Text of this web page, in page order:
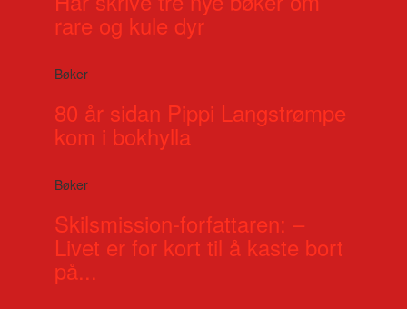
rare og kule dyr
Bøker
80 år sidan Pippi Langstrømpe
kom i bokhylla
Bøker
Skilsmission-forfattaren: –
Livet er for kort til å kaste bort
på...